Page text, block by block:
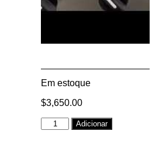
Em estoque
$3,650.00
Adicionar